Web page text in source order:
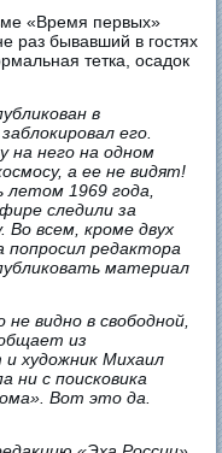
«Время первых»
раз бывавший в гостях
тетка, осадок
в
его.
на него на одном
а ее не видят!
летом 1969 года,
следили за
Во всем, кроме двух
попросил редактора
материал
видно в свободной,
из
художник Михаил
ни с поисковика
Вот это да.